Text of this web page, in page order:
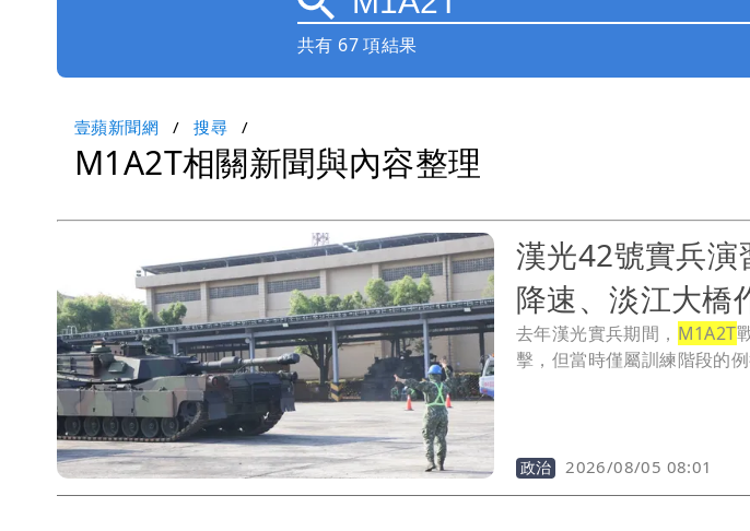
共有 67 項結果
壹蘋新聞網 搜尋
M1A2T相關新聞與內容整理
漢光42號實兵
降速、淡江大橋
去年漢光實兵期間， M1A2T
擊，但當時僅屬訓練階段的
政治 2026/08/05 08:01